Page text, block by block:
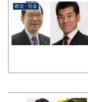
政治・社会